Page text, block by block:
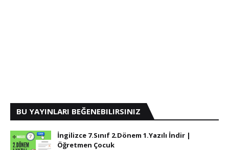
BU YAYINLARI BEĞENEBILIRSINIZ
İngilizce 7.Sınıf 2.Dönem 1.Yazılı İndir |
Öğretmen Çocuk